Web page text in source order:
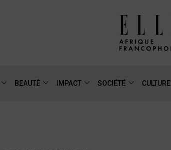
BEAUTÉ IMPACT SOCIÉTÉ CULTURE